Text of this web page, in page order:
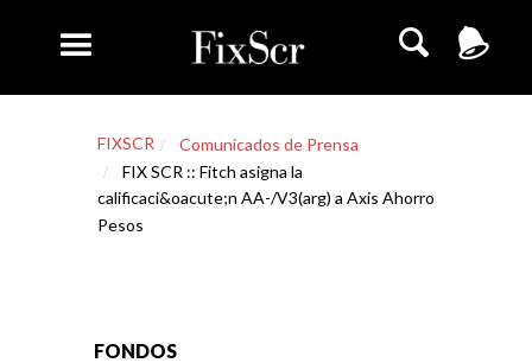
FIXSCR
Comunicados de Prensa
FIX SCR :: Fitch asigna la
calificaci&oacute;n AA-/V3(arg) a Axis Ahorro
Pesos
FONDOS